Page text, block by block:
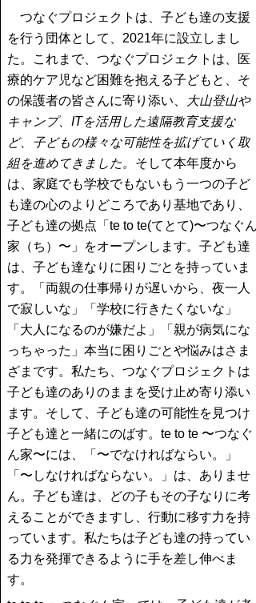
つなぐプロジェクトは、子ども達の支援
を行う団体として、2021年に設立しまし
た。これまで、つなぐプロジェクトは、医
療的ケア児など困難を抱える子どもと、そ
の保護者の皆さんに寄り添い、
大山登山や
キャンプ、ITを活用した遠隔教育支援な
ど、子どもの様々な可能性を拡げていく取
組を進めてきました。 そして本年度から
は、家庭でも学校でもないもう一つの子ど
も達の心のよりどころであり基地であり、
子ども達の拠点「te to te(てとて)〜つなぐん
家（ち）〜」をオープンします。子ども達
は、子ども達なりに困りごとを持っていま
す。「両親の仕事帰りが遅いから、夜一人
で寂しいな」「学校に行きたくないな」
「大人になるのが嫌だよ」「親が病気にな
っちゃった」本当に困りごとや悩みはさま
ざまです。私たち、つなぐプロジェクトは
子ども達のありのままを受け止め寄り添い
ます。そして、子ども達の可能性を見つけ
子ども達と一緒にのばす。te to te 〜つなぐ
ん家〜には、「〜でなければならい。」
「〜しなければならない。」は、ありませ
ん。子ども達は、どの子もその子なりに考
えることができますし、行動に移す力を持
っています。私たちは子ども達の持ってい
る力を発揮できるように手を差し伸べま
す。